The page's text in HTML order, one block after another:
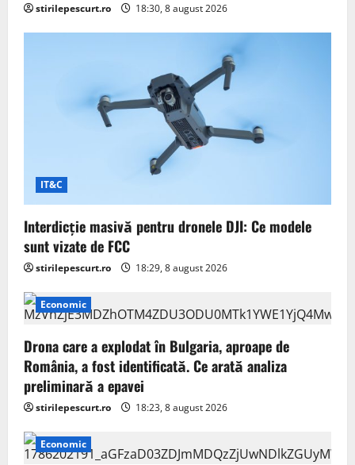
stirilepescurt.ro 18:30, 8 august 2026
IT&C
Interdicție masivă pentru dronele DJI: Ce modele
sunt vizate de FCC
stirilepescurt.ro 18:29, 8 august 2026
Economic
Drona care a explodat în Bulgaria, aproape de
România, a fost identificată. Ce arată analiza
preliminară a epavei
stirilepescurt.ro 18:23, 8 august 2026
Economic